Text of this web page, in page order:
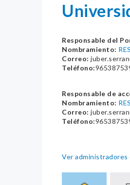
Responsable del
Nombramiento:
Correo:
Teléfono:
Responsable de
Nombramiento:
Correo:
Teléfono:
Ver administradores